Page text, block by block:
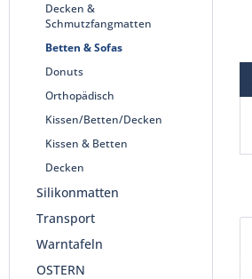
Decken &
Schmutzfangmatten
Betten & Sofas
Donuts
Orthopädisch
Kissen/Betten/Decken
Kissen & Betten
Decken
Silikonmatten
Transport
Warntafeln
OSTERN